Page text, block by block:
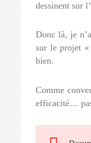
dessinent sur
Donc là, je
sur le projet «
bien.
Comme
efficacité…